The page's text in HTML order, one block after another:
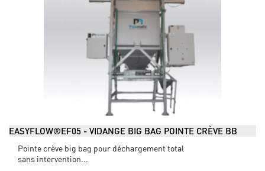
EASYFLOW®EF05 - VIDANGE BIG BAG POINTE CRÈVE BB
Pointe crève big bag pour déchargement total
sans intervention...